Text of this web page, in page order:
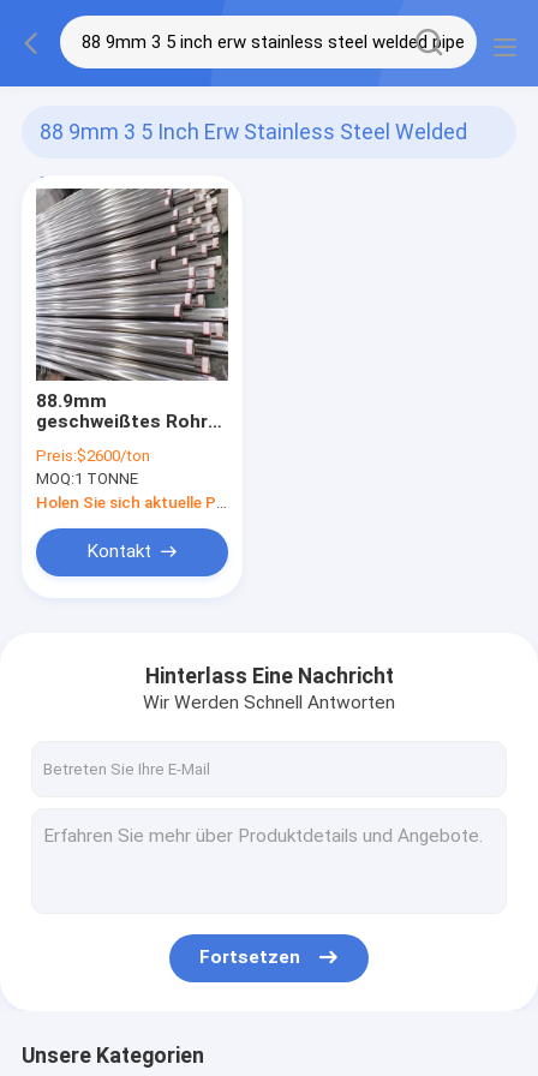
88 9mm 3 5 Inch Erw Stainless Steel Welded
Pipe
(1)
88.9mm
geschweißtes Rohr
Erw Edelstahl leiten
Schweißen
Preis:$2600/ton
MOQ:1 TONNE
Kontakt
Hinterlass Eine Nachricht
Wir Werden Schnell Antworten
Fortsetzen
Unsere Kategorien